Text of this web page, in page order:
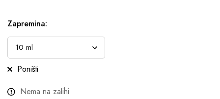
Zapremina:
Poništi
Nema na zalihi